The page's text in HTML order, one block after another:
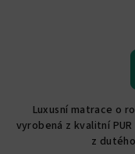
Luxusní matrace o
vyrobená z kvalitní
z